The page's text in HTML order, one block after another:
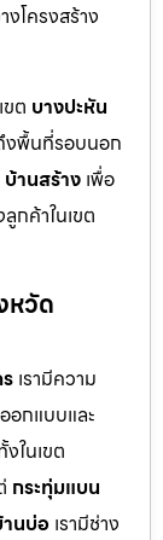
โครงสร้าง
ต บางปะหัน
งพื้นที่รอบนอก
บ้านสร้าง เพื่อ
กค้าในเขต
หวัด
เรามีความ
อกแบบและ
ในเขต
กระทุ่มแบน
นบ่อเรามีช่าง